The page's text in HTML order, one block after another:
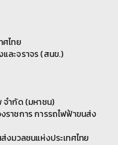
ศไทย
ละจราจร (สนข.)
จำกัด (มหาชน)
ราชการ การรถไฟฟ้าขนส่ง
งมวลชนแห่งประเทศไทย